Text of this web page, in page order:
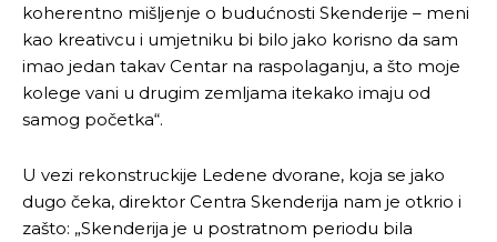
koherentno mišljenje o budućnosti Skenderije – meni
kao kreativcu i umjetniku bi bilo jako korisno da sam
imao jedan takav Centar na raspolaganju, a što moje
kolege vani u drugim zemljama itekako imaju od
samog početka“.
U vezi rekonstruckije Ledene dvorane, koja se jako
dugo čeka, direktor Centra Skenderija nam je otkrio i
zašto: „Skenderija je u postratnom periodu bila